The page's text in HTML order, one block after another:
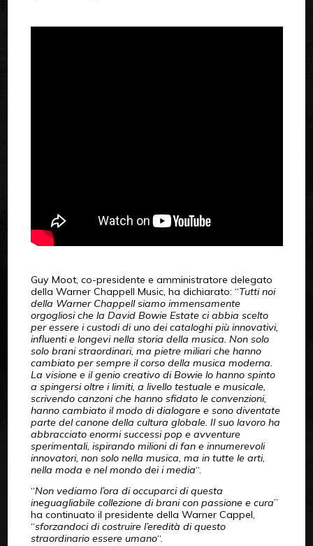
Guy Moot, co-presidente e amministratore delegato
della Warner Chappell Music, ha dichiarato: “Tutti noi
della Warner Chappell siamo immensamente
orgogliosi che la David Bowie Estate ci abbia scelto
per essere i custodi di uno dei cataloghi più innovativi,
influenti e longevi nella storia della musica. Non solo
solo brani straordinari, ma pietre miliari che hanno
cambiato per sempre il corso della musica moderna.
La visione e il genio creativo di Bowie lo hanno spinto
a spingersi oltre i limiti, a livello testuale e musicale,
scrivendo canzoni che hanno sfidato le convenzioni,
hanno cambiato il modo di dialogare e sono diventate
parte del canone della cultura globale. Il suo lavoro ha
abbracciato enormi successi pop e avventure
sperimentali, ispirando milioni di fan e innumerevoli
innovatori, non solo nella musica, ma in tutte le arti,
nella moda e nel mondo dei i media“.
“Non vediamo l’ora di occuparci di questa
ineguagliabile collezione di brani con passione e cura”
ha continuato il presidente della Warner Cappel,
“sforzandoci di costruire l’eredità di questo
straordinario essere umano“.